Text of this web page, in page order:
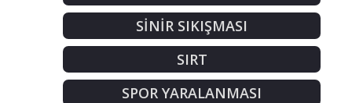
SİNİR SIKIŞMASI
SIRT
SPOR YARALANMASI